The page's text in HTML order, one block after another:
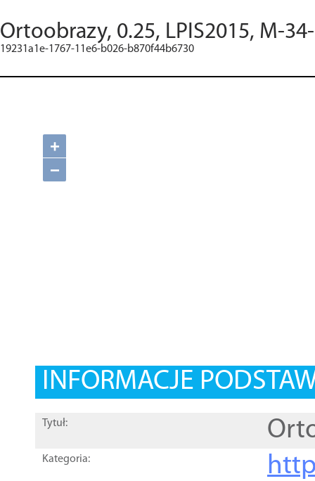
Ortoobrazy, 0.25, LPIS2015, M-
19231a1e-1767-11e6-b026-b870f44b6730
+
−
INFORMACJE
Tytuł:
Kategoria: